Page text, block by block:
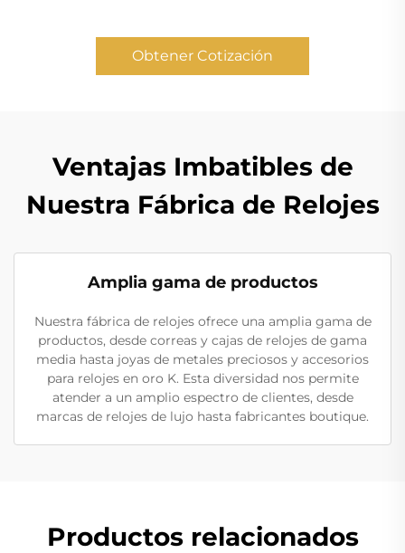
Obtener Cotización
Ventajas Imbatibles de
Nuestra Fábrica de Relojes
Amplia gama de productos
Nuestra fábrica de relojes ofrece una amplia gama de
productos, desde correas y cajas de relojes de gama
media hasta joyas de metales preciosos y accesorios
para relojes en oro K. Esta diversidad nos permite
atender a un amplio espectro de clientes, desde
marcas de relojes de lujo hasta fabricantes boutique.
Productos relacionados